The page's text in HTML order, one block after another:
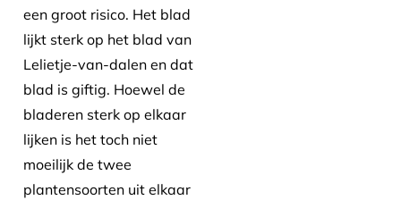
een groot risico. Het blad
lijkt sterk op het blad van
Lelietje-van-dalen en dat
blad is giftig. Hoewel de
bladeren sterk op elkaar
lijken is het toch niet
moeilijk de twee
plantensoorten uit elkaar